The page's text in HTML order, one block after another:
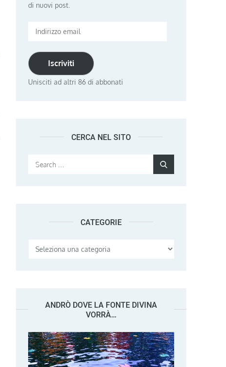
di nuovi post.
Indirizzo
Iscriviti
Unisciti ad altri 86 di abbonati
CERCA NEL SITO
Search
CATEGORIE
Categorie
ANDRÒ DOVE LA FONTE DIVINA
VORRÀ…